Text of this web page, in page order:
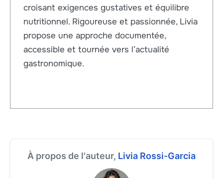
croisant exigences gustatives et équilibre
nutritionnel. Rigoureuse et passionnée, Livia
propose une approche documentée,
accessible et tournée vers l’actualité
gastronomique.
À propos de l'auteur, Livia Rossi-Garcia